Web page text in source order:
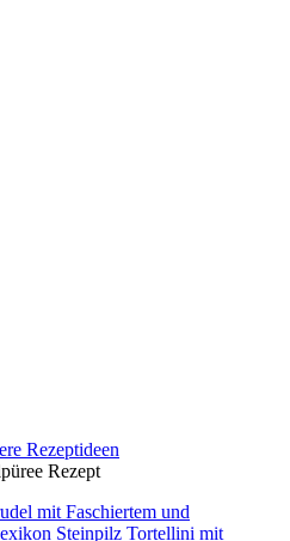
Rezeptideen
Rezept
mit Faschiertem und
Steinpilz Tortellini mit